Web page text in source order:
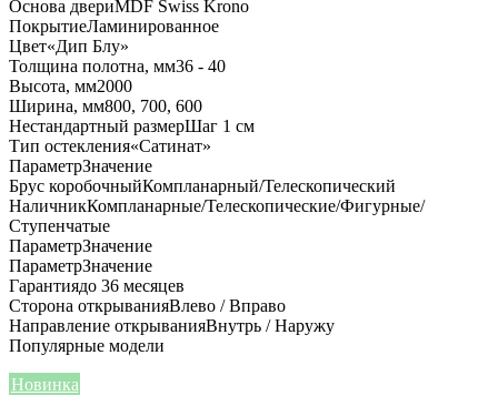
Основа двериMDF Swiss Krono
ПокрытиеЛаминированное
Цвет«Дип Блу»
Толщина полотна, мм36 - 40
Высота, мм2000
Ширина, мм800, 700, 600
Нестандартный размерШаг 1 см
Тип остекления«Сатинат»
ПараметрЗначение
Брус коробочныйКомпланарный/Телескопический
НаличникКомпланарные/Телескопические/Фигурные/
Ступенчатые
ПараметрЗначение
ПараметрЗначение
Гарантиядо 36 месяцев
Сторона открыванияВлево / Вправо
Направление открыванияВнутрь / Наружу
Популярные модели
Новинка